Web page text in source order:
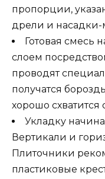
пропорции,
дрели и насадки-
Готовая смесь
слоем
проводят
получатся
хорошо схватится
Укладку
Вертикали и
Плиточники
пластиковые